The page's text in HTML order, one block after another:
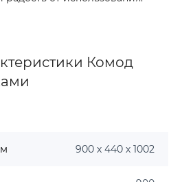
Комод
900 х 440 х 1002